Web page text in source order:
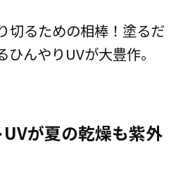
切るための相棒！塗るだ
んやりUVが大豊作。
が夏の乾燥も紫外